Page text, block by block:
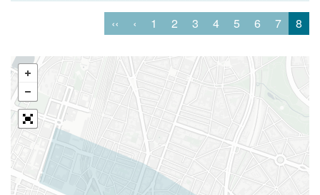
‹‹ ‹ 1 2 3 4 5 6 7 8